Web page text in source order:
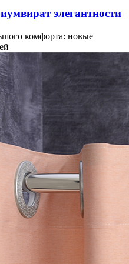
элегантности
комфорта: новые